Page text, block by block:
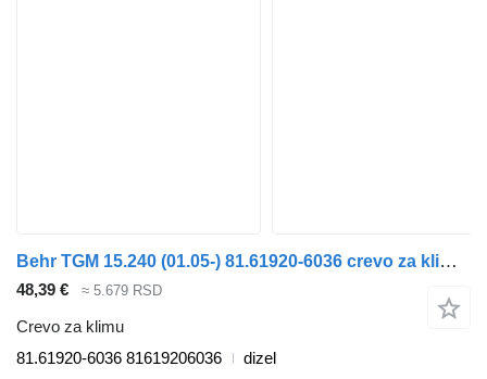
Behr TGM 15.240 (01.05-) 81.61920-6036 crevo za klimu za MAN TGL, TGM, TGS, TGX (2005-2021) tegljača
48,39 € ≈ 5.679 RSD
Crevo za klimu
81.61920-6036 81619206036
dizel